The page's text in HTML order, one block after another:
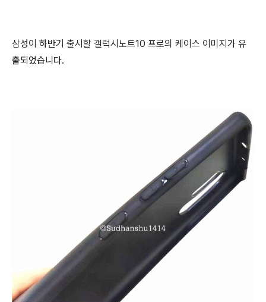
삼성이 하반기 출시할 갤럭시노트10 프로의 케이스 이미지가 유
출되었습니다.